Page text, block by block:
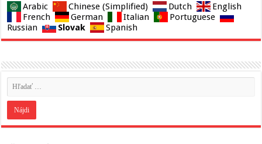
Arabic Chinese (Simplified) Dutch
English
French
German Italian
Portuguese
Russian
Slovak Spanish